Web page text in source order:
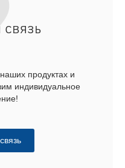
продуктах и
индивидуальное